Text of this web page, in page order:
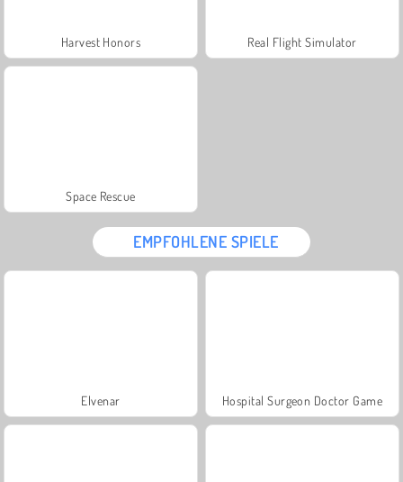
Harvest Honors Real Flight Simulator
Space Rescue
EMPFOHLENE SPIELE
Elvenar Hospital Surgeon Doctor Game